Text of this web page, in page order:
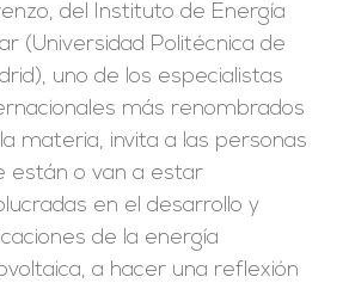
del Instituto de Energía
(Universidad Politécnica de
uno de los especialistas
más renombrados
materia, invita a las personas
están o van a estar
en el desarrollo y
de la energía
a hacer una reflexión